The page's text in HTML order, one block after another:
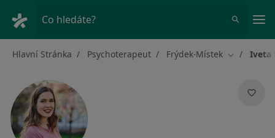
Co hledáte?
Hlavní Stránka Psychoterapeut Frýdek-Místek ZměnaIveta